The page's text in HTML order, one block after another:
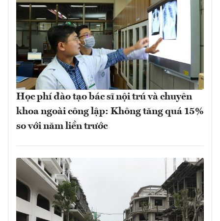
Học phí đào tạo bác sĩ nội trú và chuyên
khoa ngoài công lập: Không tăng quá 15%
so với năm liền trước